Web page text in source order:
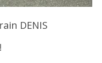
DENIS